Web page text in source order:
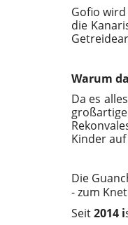
Gofio
die
Warum
Da es
Kinder
Die
- zum
Seit2014 i